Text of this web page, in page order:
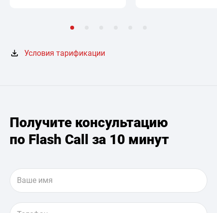
Условия тарификации
Получите консультацию
по Flash Call за 10 минут